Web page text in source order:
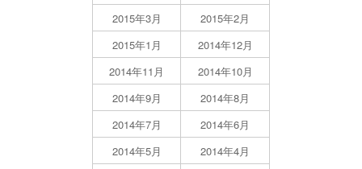
2015年3月
2015年2月
2015年1月
2014年12月
2014年11月
2014年10月
2014年9月
2014年8月
2014年7月
2014年6月
2014年5月
2014年4月